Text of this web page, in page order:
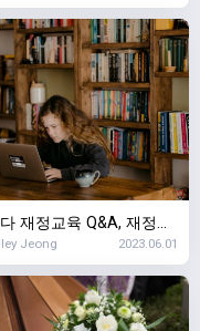
자 차이
재정교육 Q&A, 재정교
왜 무료로 하세요? 돈벌
수작인가요?
Jeong 2023.06.01